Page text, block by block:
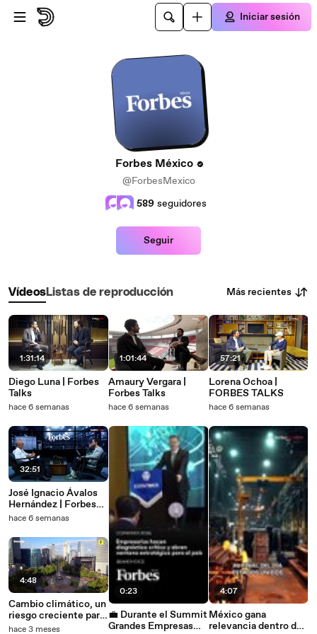
Saltar al contenido principal
Iniciar sesión
Forbes México
@ForbesMexico
589 seguidores
Seguir
VídeosListas de reproducción Más recientes
1:31:14
Diego Luna | Forbes
Talks
hace 6 semanas
32:51
José Ignacio Ávalos
Hernández | Forbes
Talks
hace 6 semanas
4:48
Cambio climático, un
riesgo creciente para
las empresas
hace 3 meses
1:01:44
Amaury Vergara |
Forbes Talks
hace 6 semanas
0:23
💼 Durante el Summit
Grandes Empresas
57:21
Lorena Ochoa |
FORBES TALKS
hace 6 semanas
4:07
México gana
relevancia dentro del